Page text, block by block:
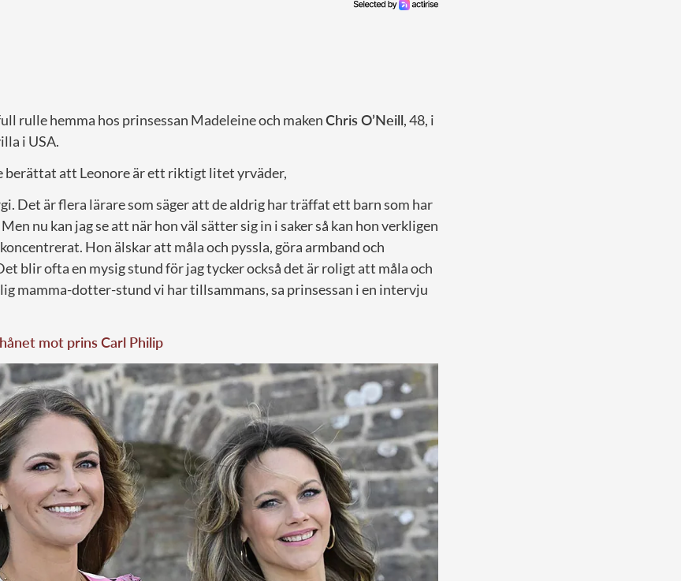
rulle hemma hos prinsessan Madeleine och makenChris O’Neill, 48, i
i USA.
berättat att Leonore är ett riktigt litet yrväder,
Det är flera lärare som säger att de aldrig har träffat ett barn som har
nu kan jag se att när hon väl sätter sig in i saker så kan hon verkligen
Hon älskar att måla och pyssla, göra armband och
blir ofta en mysig stund för jag tycker också det är roligt att måla och
mamma-dotter-stund vi har tillsammans, sa prinsessan i en intervju
mot prins Carl Philip